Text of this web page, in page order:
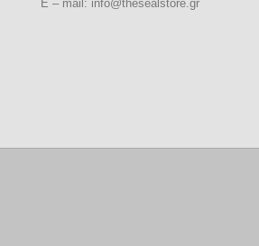
E – mail: info@thesealstore.gr